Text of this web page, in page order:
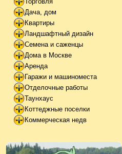
Дача, дом
Квартиры
Ландшафтный дизайн
Семена и саженцы
Дома в Москве
Аренда
Гаражи и машиноместа
Отделочные работы
Таунхаус
Коттеджные поселки
Коммерческая недв